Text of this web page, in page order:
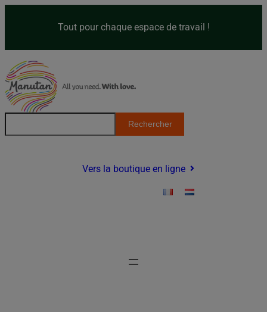
Tout pour chaque espace de travail !
o
Rechercher
Vers la boutique en ligne